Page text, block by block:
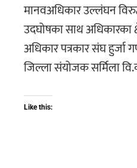
मानवअधिकार उल्लंघन
उदघोषका साथ अधिकारका
अधिकार पत्रकार संघ
जिल्ला संयोजक सर्मिला
Like this: